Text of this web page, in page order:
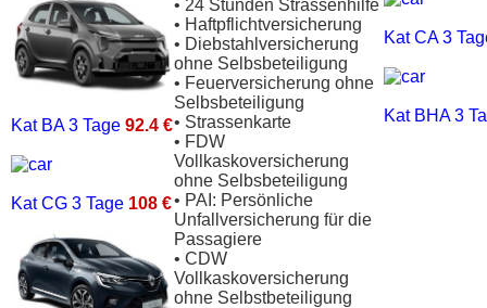
Kat BA3 Tage 92.4 €
Kat CG 3 Tage 108 €
• 24 Stunden Strassenhilfe
• Haftpflichtversicherung
• Diebstahlversicherung
ohne Selbsbeteiligung
• Feuerversicherung ohne
Selbsbeteiligung
• Strassenkarte
• FDW
Vollkaskoversicherung
ohne Selbsbeteiligung
• PAI: Persönliche
Unfallversicherung für die
Passagiere
• CDW
Vollkaskoversicherung
ohne Selbstbeteiligung
Kat CA3
Kat BHA3